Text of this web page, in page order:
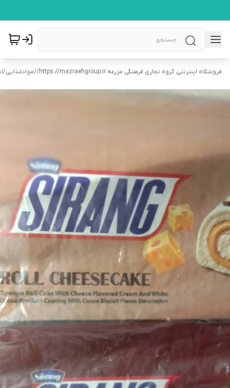
فروشگاه اینترنتی گروه تجاری فرهنگی مزرعه https://mazraehgroup.ir/ /موادغذایی/